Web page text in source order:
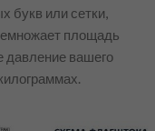
букв или сетки,
площадь
давление вашего